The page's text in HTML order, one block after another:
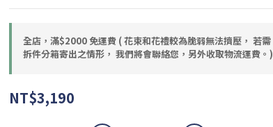
全店，滿$2000 免運費 ( 花束和花禮較為脆弱無法擠壓， 若需
拆件分箱寄出之情形， 我們將會聯絡您，另外收取物流運費。)
NT$3,190